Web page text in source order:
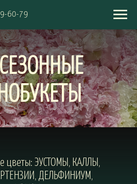
60-79
цветы: ЭУСТОМЫ, КАЛЛЫ,
ДЕЛЬФИНИУМ,